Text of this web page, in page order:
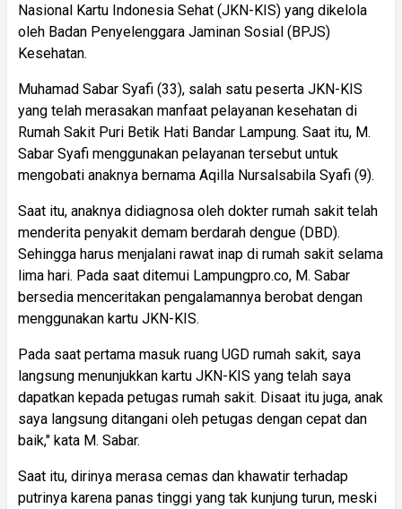
Nasional Kartu Indonesia Sehat (JKN-KIS) yang dikelola
oleh Badan Penyelenggara Jaminan Sosial (BPJS)
Kesehatan.
Muhamad Sabar Syafi (33), salah satu peserta JKN-KIS
yang telah merasakan manfaat pelayanan kesehatan di
Rumah Sakit Puri Betik Hati Bandar Lampung. Saat itu, M.
Sabar Syafi menggunakan pelayanan tersebut untuk
mengobati anaknya bernama Aqilla Nursalsabila Syafi (9).
Saat itu, anaknya didiagnosa oleh dokter rumah sakit telah
menderita penyakit demam berdarah dengue (DBD).
Sehingga harus menjalani rawat inap di rumah sakit selama
lima hari. Pada saat ditemui Lampungpro.co, M. Sabar
bersedia menceritakan pengalamannya berobat dengan
menggunakan kartu JKN-KIS.
Pada saat pertama masuk ruang UGD rumah sakit, saya
langsung menunjukkan kartu JKN-KIS yang telah saya
dapatkan kepada petugas rumah sakit. Disaat itu juga, anak
saya langsung ditangani oleh petugas dengan cepat dan
baik," kata M. Sabar.
Saat itu, dirinya merasa cemas dan khawatir terhadap
putrinya karena panas tinggi yang tak kunjung turun, meski